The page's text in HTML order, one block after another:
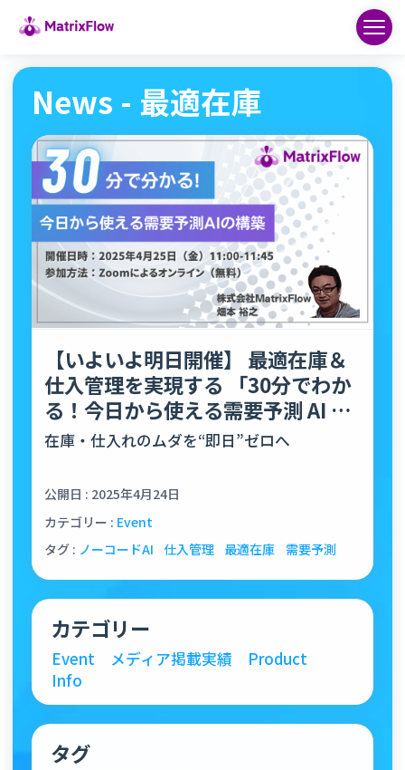
News - 最適在庫
【いよいよ明日開催】 最適在庫＆
仕入管理を実現する 「30分でわか
る！今日から使える需要予測 AI の
構築と API 連…
在庫・仕入れのムダを“即日”ゼロへ
公開日 : 2025年4月24日
カテゴリー : Event
タグ : ノーコードAI 仕入管理 最適在庫 需要予測
カテゴリー
Event メディア掲載実績
Product
Info
タグ